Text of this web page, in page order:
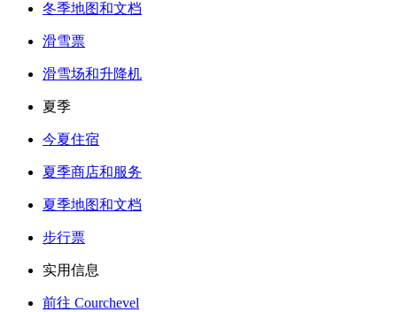
冬季地图和文档
滑雪票
滑雪场和升降机
夏季
今夏住宿
夏季商店和服务
夏季地图和文档
步行票
实用信息
前往 Courchevel